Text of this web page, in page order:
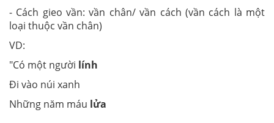
- Cách gieo vần: vần chân/ vần cách (vần cách là một
loại thuộc vần chân)
VD:
"Có một người lính
Đi vào núi xanh
Những năm máu lửa